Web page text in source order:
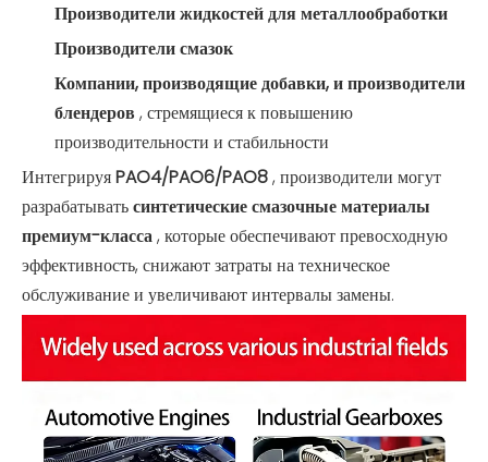
Производители жидкостей для металлообработки
Производители смазок
Компании, производящие добавки, и производители
блендеров , стремящиеся к повышению
производительности и стабильности
ИнтегрируяPAO4/PAO6/PAO8, производители могут
разрабатыватьсинтетические смазочные материалы
премиум-класса, которые обеспечивают превосходную
эффективность, снижают затраты на техническое
обслуживание и увеличивают интервалы замены.